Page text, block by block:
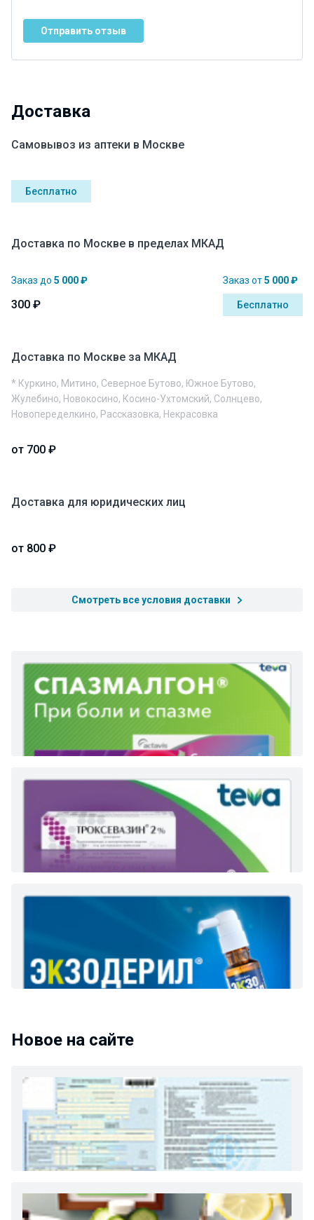
Отправить отзыв
Доставка
Самовывоз из аптеки в Москве
Бесплатно
Доставка по Москве в пределах МКАД
Заказ до 5 000 ₽
300 ₽
Заказ от5 000 ₽
Бесплатно
Доставка по Москве за МКАД
* Куркино, Митино, Северное Бутово, Южное Бутово,
Жулебино, Новокосино, Косино-Ухтомский, Солнцево,
Новопеределкино, Рассказовка, Некрасовка
от 700 ₽
Доставка для юридических лиц
от 800 ₽
Смотреть все условия доставки
Новое на сайте